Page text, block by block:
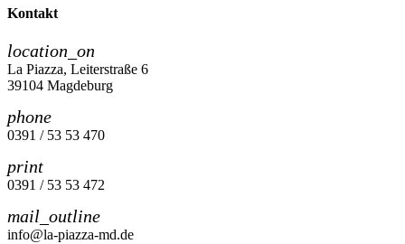
Kontakt
location_on
La Piazza, Leiterstraße 6
39104 Magdeburg
phone
0391 / 53 53 470
print
0391 / 53 53 472
mail_outline
info@la-piazza-md.de